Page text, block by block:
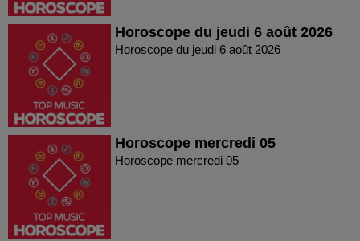
Horoscope du jeudi 6 août 2026
Horoscope du jeudi 6 août 2026
Horoscope mercredi 05
Horoscope mercredi 05